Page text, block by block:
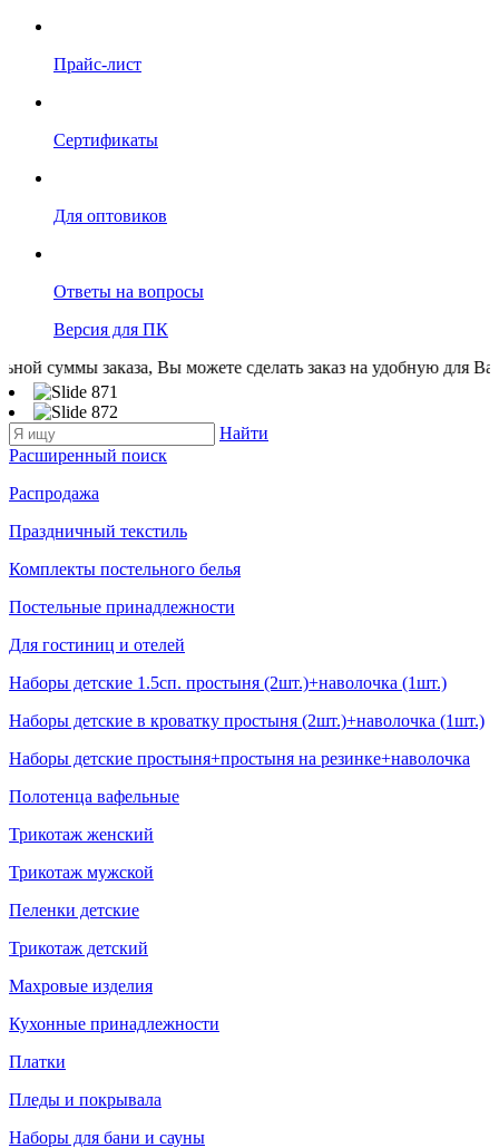
Прайс-лист
Сертификаты
Для оптовиков
Ответы на вопросы
Версия для ПК
заказа, Вы можете сделать заказ на удобную для Вас сумму.
Найти
Расширенный поиск
Распродажа
Праздничный текстиль
Комплекты постельного белья
Постельные принадлежности
Для гостиниц и отелей
Наборы детские 1.5сп. простыня (2шт.)+наволочка (1шт.)
Наборы детские в кроватку простыня (2шт.)+наволочка (1шт.)
Наборы детские простыня+простыня на резинке+наволочка
Полотенца вафельные
Трикотаж женский
Трикотаж мужской
Пеленки детские
Трикотаж детский
Махровые изделия
Кухонные принадлежности
Платки
Пледы и покрывала
Наборы для бани и сауны